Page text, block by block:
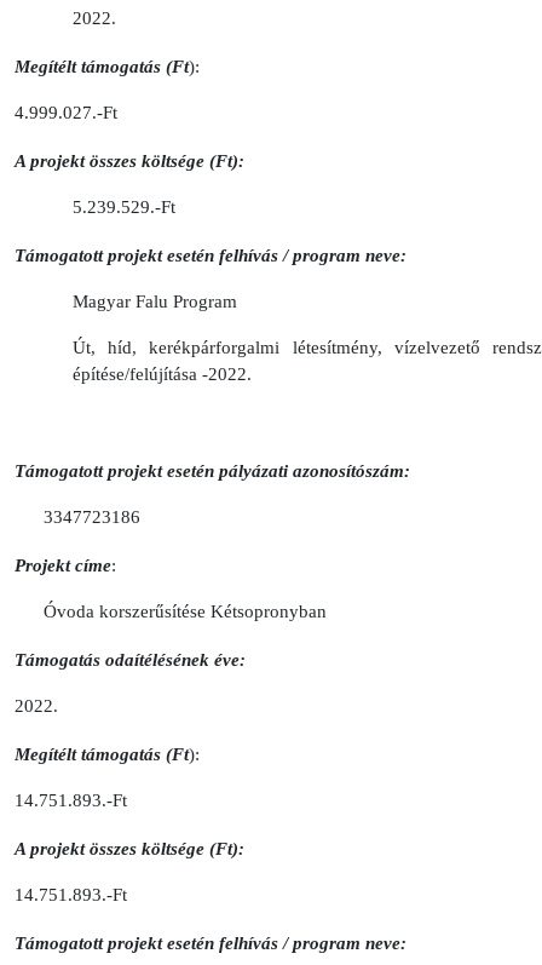
2022.
Megítélt támogatás (Ft):
4.999.027.-Ft
A projekt összes költsége (Ft):
5.239.529.-Ft
Támogatott projekt esetén felhívás / program neve:
Magyar Falu Program
Út, híd, kerékpárforgalmi létesítmény, vízelvezető
építése/felújítása -2022.
Támogatott projekt esetén pályázati azonosítószám:
3347723186
Projekt címe:
Óvoda korszerűsítése Kétsopronyban
Támogatás odaítélésének éve:
2022.
Megítélt támogatás (Ft):
14.751.893.-Ft
A projekt összes költsége (Ft):
14.751.893.-Ft
Támogatott projekt esetén felhívás / program neve: